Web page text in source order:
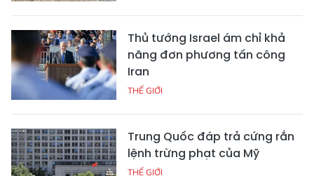
Thủ tướng Israel ám chỉ khả
năng đơn phương tấn công
Iran
THẾ GIỚI
Trung Quốc đáp trả cứng rắn
lệnh trừng phạt của Mỹ
THẾ GIỚI